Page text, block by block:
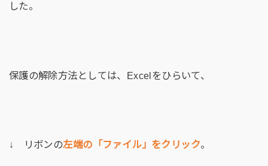
した。
保護の解除方法としては、Excelをひらいて、
↓ リボンの左端の「ファイル」をクリック。